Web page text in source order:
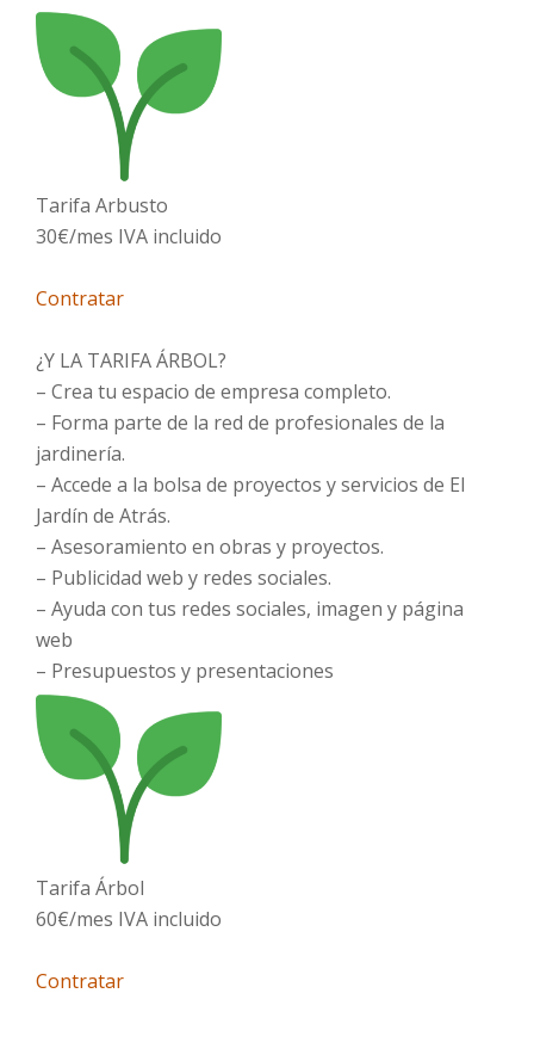
Tarifa Arbusto
30€/mes IVA incluido
Contratar
¿Y LA TARIFA ÁRBOL?
– Crea tu espacio de empresa completo.
– Forma parte de la red de profesionales de la
jardinería.
– Accede a la bolsa de proyectos y servicios de El
Jardín de Atrás.
– Asesoramiento en obras y proyectos.
– Publicidad web y redes sociales.
– Ayuda con tus redes sociales, imagen y página
web
– Presupuestos y presentaciones
Tarifa Árbol
60€/mes IVA incluido
Contratar